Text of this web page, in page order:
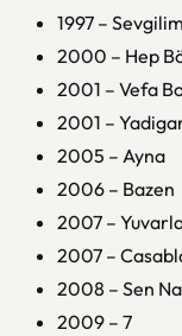
1997 – Sevgilim
2000 – Hep
2001 – Vefa
2001 –
2005 – Ayna
2006 – Bazen
2007 –
2007 –
2008 – Sen
2009 – 7